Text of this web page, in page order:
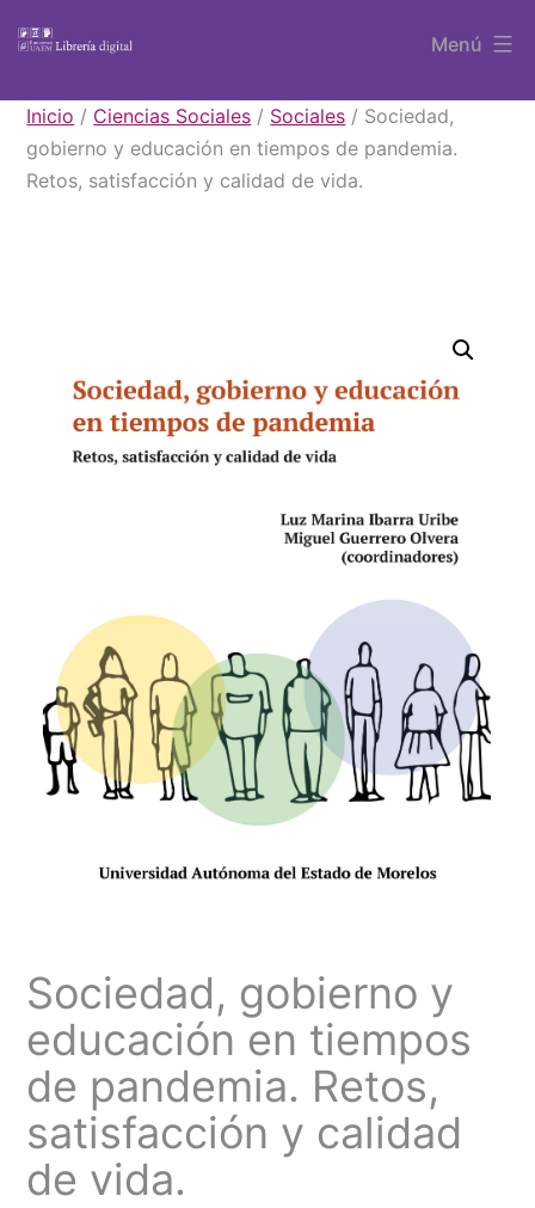
contenido
Libros
UAEM
Menú
Inicio / Ciencias Sociales / Sociales / Sociedad,
gobierno y educación en tiempos de pandemia.
Retos, satisfacción y calidad de vida.
Sociedad, gobierno y
educación en tiempos
de pandemia. Retos,
satisfacción y calidad
de vida.